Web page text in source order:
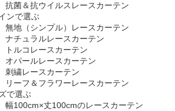
抗菌＆抗ウイルスレースカーテン
ンで選ぶ
無地（シンプル）レースカーテン
ナチュラルレースカーテン
トルコレースカーテン
オパールレースカーテン
刺繍レースカーテン
リーフ＆フラワーレースカーテン
で選ぶ
幅100cm×丈100cmのレースカーテン